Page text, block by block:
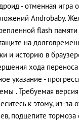
- отменная игра
Androbaby.
flash
на
и историю в
хода
указание -
. Требуемая
к этому, из-за
подцепите тормоза